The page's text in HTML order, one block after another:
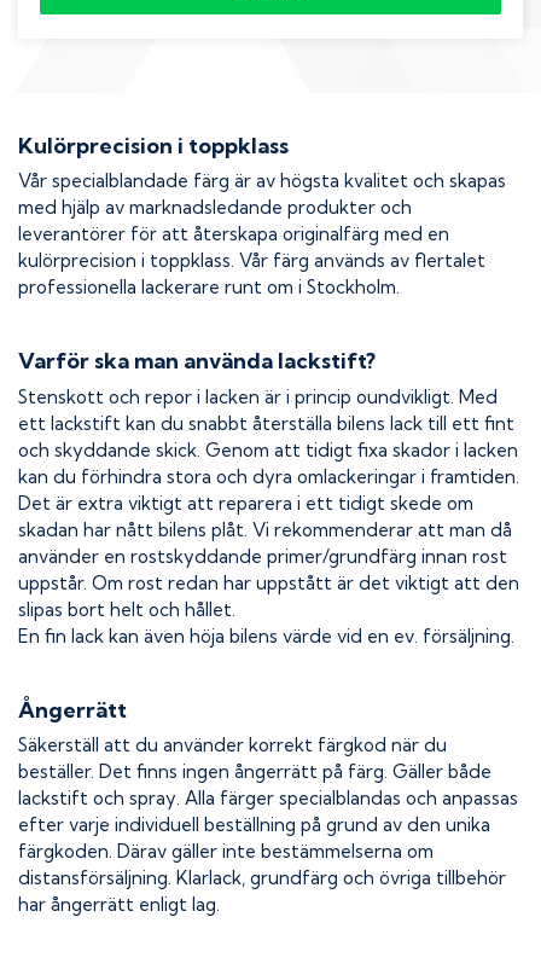
Kulörprecision i toppklass
Vår specialblandade färg är av högsta kvalitet och skapas
med hjälp av marknadsledande produkter och
leverantörer för att återskapa originalfärg med en
kulörprecision i toppklass. Vår färg används av flertalet
professionella lackerare runt om i Stockholm.
Varför ska man använda lackstift?
Stenskott och repor i lacken är i princip oundvikligt. Med
ett lackstift kan du snabbt återställa bilens lack till ett fint
och skyddande skick. Genom att tidigt fixa skador i lacken
kan du förhindra stora och dyra omlackeringar i framtiden.
Det är extra viktigt att reparera i ett tidigt skede om
skadan har nått bilens plåt. Vi rekommenderar att man då
använder en rostskyddande primer/grundfärg innan rost
uppstår. Om rost redan har uppstått är det viktigt att den
slipas bort helt och hållet.
En fin lack kan även höja bilens värde vid en ev. försäljning.
Ångerrätt
Säkerställ att du använder korrekt färgkod när du
beställer. Det finns ingen ångerrätt på färg. Gäller både
lackstift och spray. Alla färger specialblandas och anpassas
efter varje individuell beställning på grund av den unika
färgkoden. Därav gäller inte bestämmelserna om
distansförsäljning. Klarlack, grundfärg och övriga tillbehör
har ångerrätt enligt lag.